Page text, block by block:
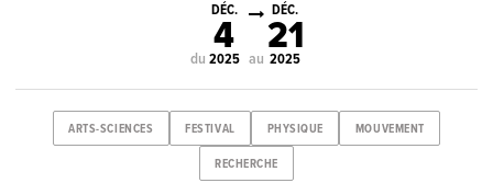
du
DÉC.
4
2025 au
DÉC.
21
2025
ARTS-SCIENCES FESTIVAL PHYSIQUE MOUVEMENT
RECHERCHE